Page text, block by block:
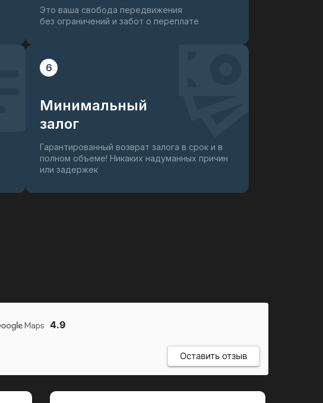
Это ваша свобода передвижения
без ограничений и забот о переплате
6
Минимальный
залог
Гарантированный возврат залога в срок и в
полном объеме! Никаких надуманных причин
или задержек
4.9
Оставить отзыв